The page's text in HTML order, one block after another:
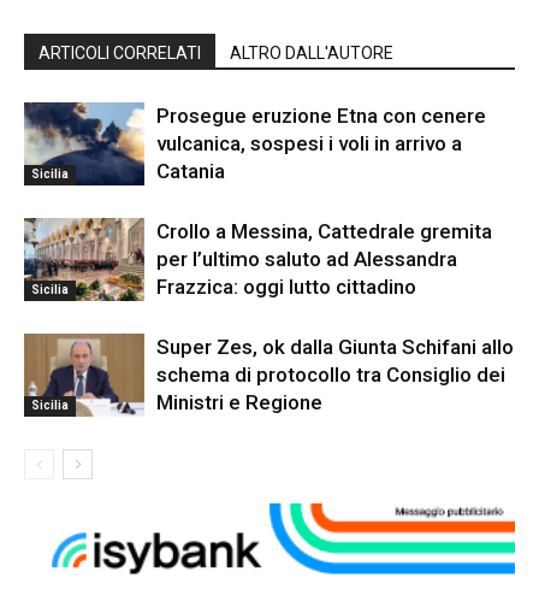
ARTICOLI CORRELATI ALTRO DALL'AUTORE
Sicilia
Prosegue eruzione Etna con cenere
vulcanica, sospesi i voli in arrivo a
Catania
Sicilia
Crollo a Messina, Cattedrale gremita
per l’ultimo saluto ad Alessandra
Frazzica: oggi lutto cittadino
Sicilia
Super Zes, ok dalla Giunta Schifani allo
schema di protocollo tra Consiglio dei
Ministri e Regione